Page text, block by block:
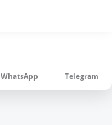
WhatsApp Telegram